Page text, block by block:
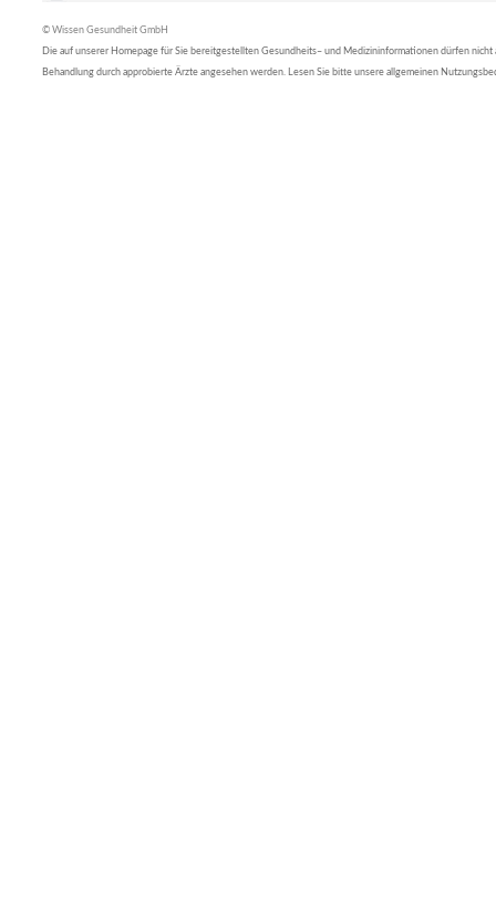
© Wissen Gesundheit GmbH
Die auf unserer Homepage für Sie bereitgestellten Gesundheits– und Medizininformationen dürfen nicht
Behandlung durch approbierte Ärzte angesehen werden. Lesen Sie bitte unsere allgemeinen